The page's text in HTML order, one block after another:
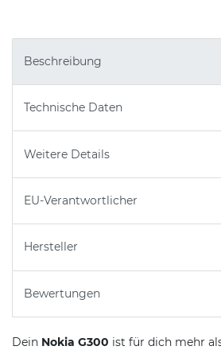
Beschreibung
Technische Daten
Weitere Details
EU-Verantwortlicher
Hersteller
Bewertungen
Dein Nokia G300 ist für dich mehr